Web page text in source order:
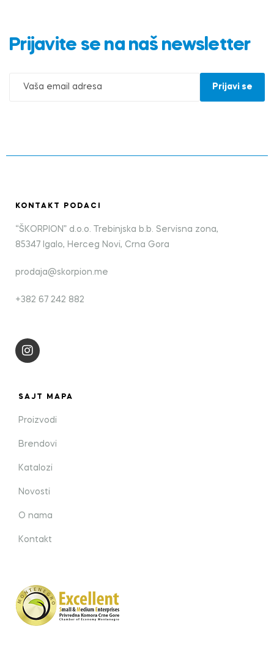
Prijavite se na naš newsletter
KONTAKT PODACI
“ŠKORPION” d.o.o. Trebinjska b.b. Servisna zona,
85347 Igalo, Herceg Novi, Crna Gora
prodaja@skorpion.me
+382 67 242 882
SAJT MAPA
Proizvodi
Brendovi
Katalozi
Novosti
O nama
Kontakt